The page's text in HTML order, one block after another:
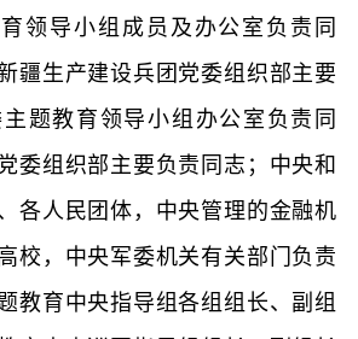
领导小组成员及办公室负责同
疆生产建设兵团党委组织部主要
题教育领导小组办公室负责同
委组织部主要负责同志；中央和
各人民团体，中央管理的金融机
校，中央军委机关有关部门负责
教育中央指导组各组组长、副组